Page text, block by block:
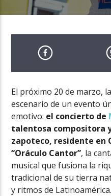
El próximo 20 de marzo, la
escenario de un evento
emotivo: el concierto de
talentosa compositora
zapoteco, residente en
“Oráculo Cantor”, la
musical que fusiona la
tradicional de su tierra
y ritmos de Latinoamérica.